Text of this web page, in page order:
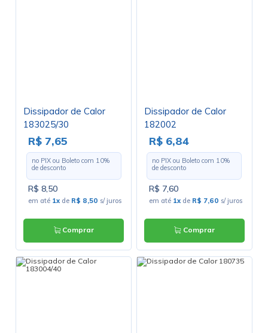
Dissipador de Calor
183025/30
R$ 7,65
no PIX ou Boleto com 10%
de desconto
R$ 8,50
em até 1x de R$ 8,50 s/ juros
Comprar
Dissipador de Calor
182002
R$ 6,84
no PIX ou Boleto com 10%
de desconto
R$ 7,60
em até 1x de R$ 7,60 s/ juros
Comprar